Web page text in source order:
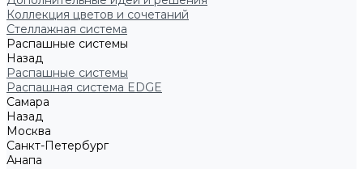
Коллекция цветов и сочетаний
Стеллажная система
Распашные системы
Назад
Распашные системы
Распашная система EDGE
Самара
Назад
Москва
Санкт-Петербург
Анапа